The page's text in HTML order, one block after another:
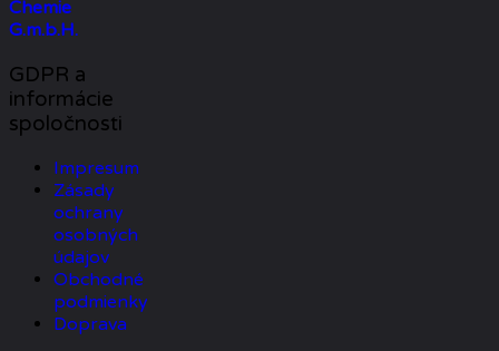
Chemie
G.m.b.H.
GDPR a
informácie
spoločnosti
Impresum
Zásady
ochrany
osobných
údajov
Obchodné
podmienky
Doprava